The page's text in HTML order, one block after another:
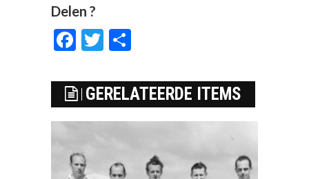
Delen ?
Facebook
Twitter
GERELATEERDE ITEMS